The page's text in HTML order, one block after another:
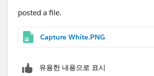
posted a file.
Capture White.PNG
유용한 내용으로 표시